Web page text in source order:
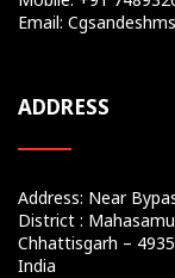
Email:
ADDRESS
Address: Near
District :
Chhattisgarh –
India